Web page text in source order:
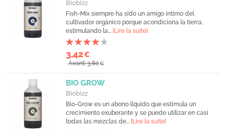
Biobizz
Fish-Mix siempre ha sido un amigo íntimo del
cultivador orgánico porque acondiciona la tierra,
estimulando la... [Lire la suite]
3,42€
Avant: 3,80€
BIO GROW
Biobizz
Bio-Grow es un abono líquido que estimula un
crecimiento exuberante y se puede utilizar en casi
todas las mezclas de... [Lire la suite]